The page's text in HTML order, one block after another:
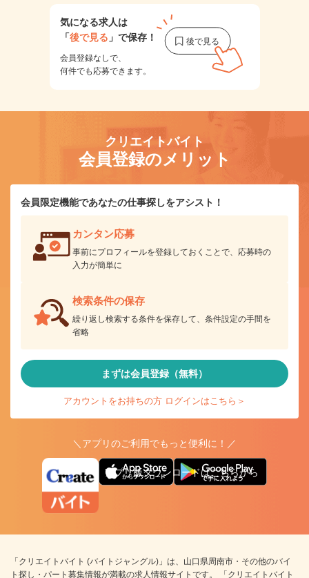
気になる求人は
「後で見る 」で保存！
会員登録なしで、
何件でも応募できます。
クリエイトバイト
会員登録のメリット
会員限定機能であなたの仕事探しをアシスト！
カンタン応募
事前にプロフィールを登録しておくことで、応募時の
入力が簡単に
検索条件の保存
繰り返し検索する条件を保存して、条件設定の手間を
省略
まずは会員登録（無料）
アカウントをお持ちの方 ログインはこちら＞
＼アプリのご利用でもっと便利に！／
アプリ版ダウンロードはこちらから
「クリエイトバイト (バイトジャングル)」は、山口県周南市・その他のバイ
ト探し・パート募集情報が満載の求人情報サイトです。 「クリエイトバイト